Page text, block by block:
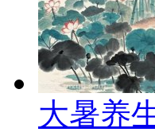
大暑养